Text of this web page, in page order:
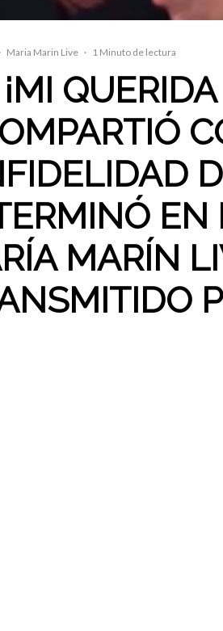
· Maria Marin Live · 1 Minuto de lectura
¡MI
EN
MARÍN